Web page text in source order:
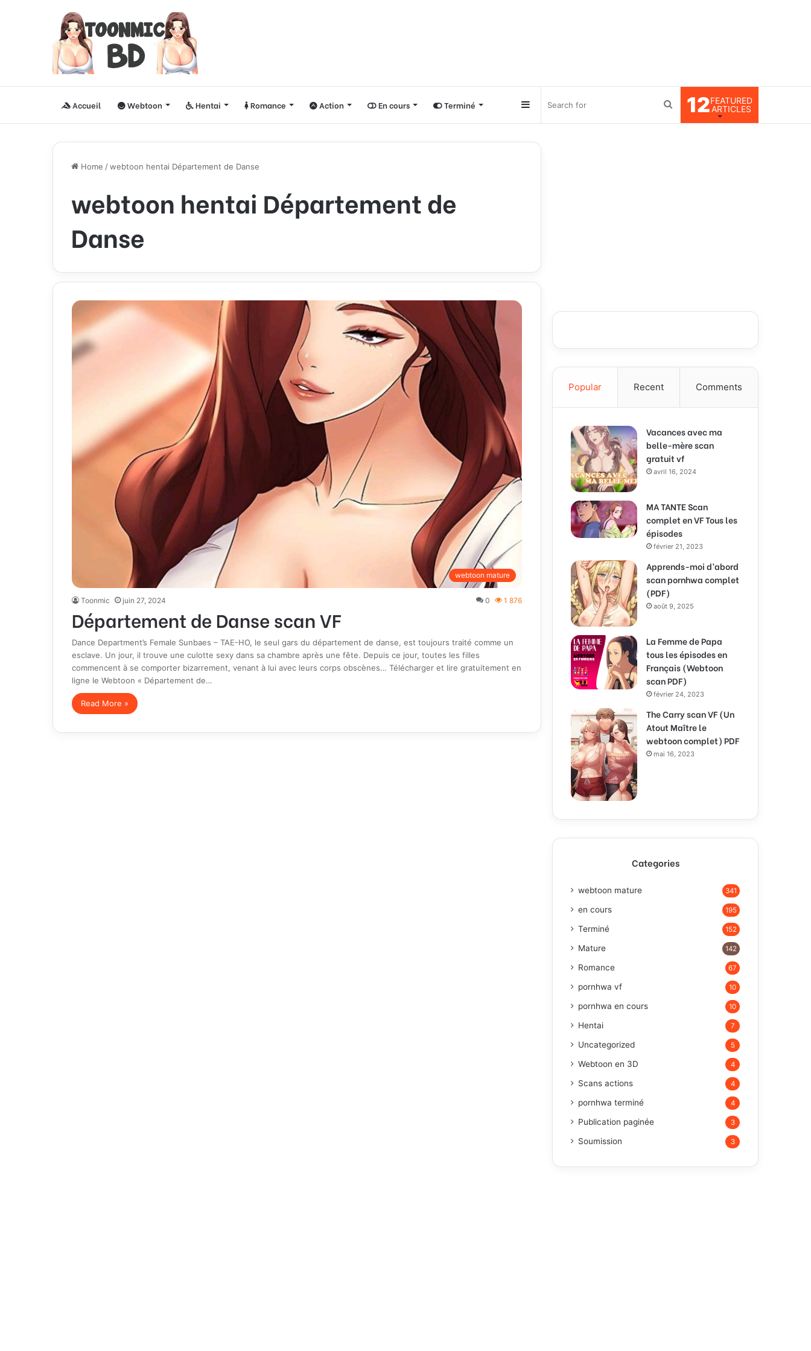
Accueil Webtoon Hentai Romance Action En cours Terminé 12FEATURED
ARTICLES
Search
Sidebar
Home /webtoon hentai Département de Danse
webtoon hentai Département de
Danse
webtoon mature
Toonmic juin 27, 2024 0 1 876
Département de Danse scan VF
Dance Department’s Female Sunbaes – TAE-HO, le seul gars du département de danse, est toujours traité comme un
esclave. Un jour, il trouve une culotte sexy dans sa chambre après une fête. Depuis ce jour, toutes les filles
commencent à se comporter bizarrement, venant à lui avec leurs corps obscènes… Télécharger et lire gratuitement en
ligne le Webtoon « Département de…
Read More »
Popular Recent Comments
Vacances avec ma
belle-mère scan
gratuit vf
avril 16, 2024
MA TANTE Scan
complet en VF Tous les
épisodes
février 21, 2023
Apprends-moi d’abord
scan pornhwa complet
(PDF)
août 9, 2025
La Femme de Papa
tous les épisodes en
Français (Webtoon
scan PDF)
février 24, 2023
The Carry scan VF (Un
Atout Maître le
webtoon complet) PDF
mai 16, 2023
Categories
webtoon mature 341
en cours 195
Terminé 152
Mature 142
Romance 67
pornhwa vf 10
pornhwa en cours 10
Hentai 7
Uncategorized 5
Webtoon en 3D 4
Scans actions 4
pornhwa terminé 4
Publication paginée 3
Soumission 3